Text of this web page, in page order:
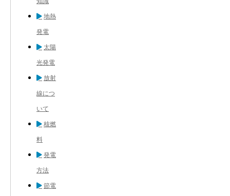
地熱
発電
太陽
光発電
放射
線につ
いて
核燃
料
発電
方法
節電